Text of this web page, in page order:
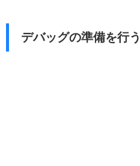
デバッグの準備を行う